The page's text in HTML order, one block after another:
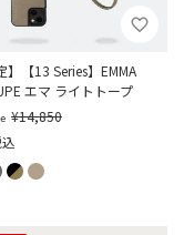
】【13 Series】EMMA
エマ ライトトープ
¥14,850